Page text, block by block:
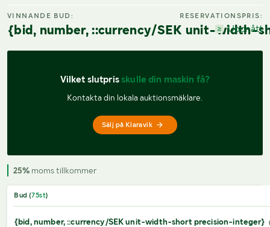
VINNANDE BUD:
{bid, number, ::currency/SEK unit-width-
RESERVATIONSPRIS:
Uppnått
Vilket slutpris skulle din maskin få?
Kontakta din lokala auktionsmäklare.
Sälj på Klaravik
25% moms tillkommer
Bud (75st)
{bid, number, ::currency/SEK unit-width-short precision-integer}